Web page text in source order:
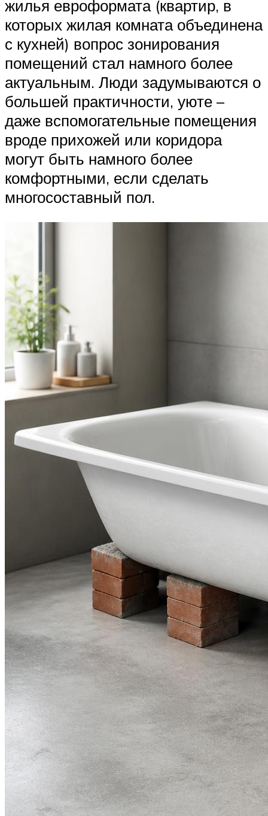
жилья евроформата (квартир, в
которых жилая комната объединена
с кухней) вопрос зонирования
помещений стал намного более
актуальным. Люди задумываются о
большей практичности, уюте –
даже вспомогательные помещения
вроде прихожей или коридора
могут быть намного более
комфортными, если сделать
многосоставный пол.